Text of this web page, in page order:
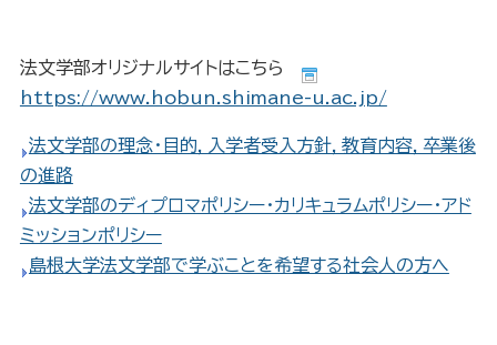
法文学部オリジナルサイトはこちら
https://www.hobun.shimane-u.ac.jp/
法文学部の理念・目的，入学者受入方針，教育内容，卒業後
の進路
法文学部のディプロマポリシー・カリキュラムポリシー・アド
ミッションポリシー
島根大学法文学部で学ぶことを希望する社会人の方へ